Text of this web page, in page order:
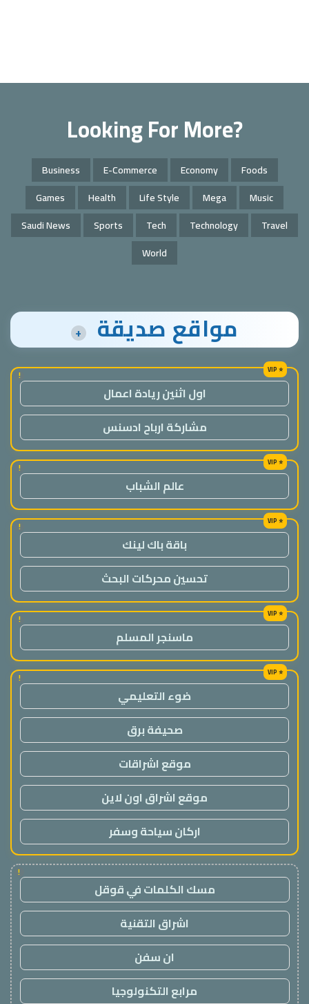
Looking For More?
Business E-Commerce Economy
Foods
Games
Health Life Style Mega
Music
Saudi News
Sports Tech Technology
Travel
World
مواقع صديقة +
!
اول اثنين ريادة اعمال
مشاركة ارباح ادسنس
!
عالم الشباب
!
باقة باك لينك
تحسين محركات البحث
!
ماسنجر المسلم
!
ضوء التعليمي
صحيفة برق
موقع اشراقات
موقع اشراق اون لاين
اركان سياحة وسفر
!
مسك الكلمات في قوقل
اشراق التقنية
ان سفن
مرابع التكنولوجيا